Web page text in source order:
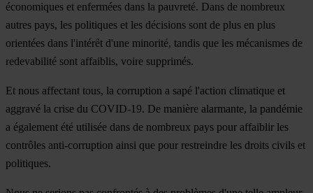
économiques et enfermées dans la pauvreté. Dans de nombreux
autres pays, les politiques et les décisions sont de plus en plus
orientées dans l'intérêt d'une minorité, tandis que les mécanismes de
redevabilité sont affaiblis, voire supprimés.
Et nous affectant tous, la corruption a sapé l'action climatique et
aggravé la crise du COVID-19. De manière alarmante, la pandémie
a également été utilisée dans de nombreux pays pour affaiblir les
contrôles anti-corruption ainsi que pour restreindre les droits civils et
politiques.